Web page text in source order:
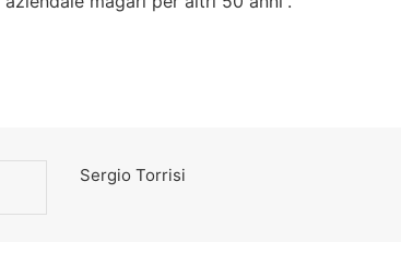
Sergio Torrisi